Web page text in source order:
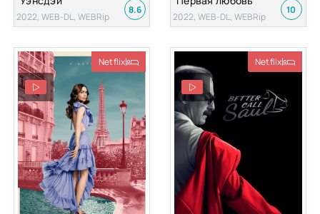
2022, WEB-DL, WEBRip
8.6
2022, WEB-DL, WEBRip
10
Netflix Netflix